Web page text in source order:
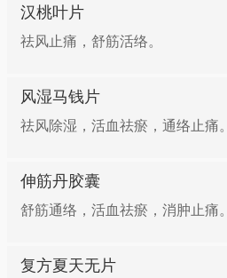
汉桃叶片
祛风止痛，舒筋活络。
风湿马钱片
祛风除湿，活血祛瘀，通络止痛。
伸筋丹胶囊
舒筋通络，活血祛瘀，消肿止痛。
复方夏天无片